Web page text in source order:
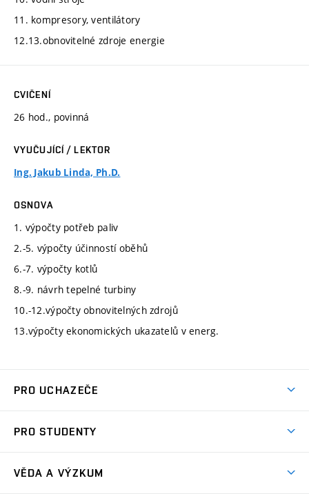
11. kompresory, ventilátory
12.13.obnovitelné zdroje energie
CVIČENÍ
26 hod., povinná
VYUČUJÍCÍ / LEKTOR
Ing. Jakub Linda, Ph.D.
OSNOVA
1. výpočty potřeb paliv
2.-5. výpočty účinností oběhů
6.-7. výpočty kotlů
8.-9. návrh tepelné turbiny
10.-12.výpočty obnovitelných zdrojů
13.výpočty ekonomických ukazatelů v energ.
PRO UCHAZEČE
Ambasadoři studia
PRO STUDENTY
VĚDA A VÝZKUM